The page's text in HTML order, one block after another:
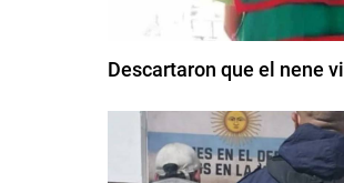
Descartaron que el nene